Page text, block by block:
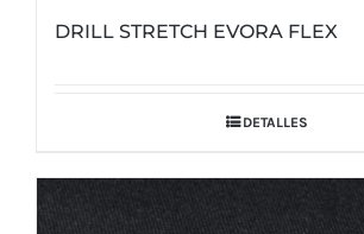
DRILL STRETCH EVORA FLEX
DETALLES